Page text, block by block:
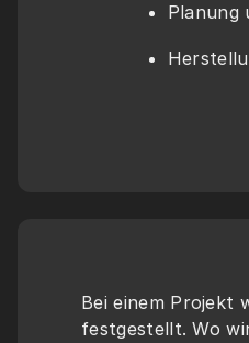
Planung
Bei einem Projekt
festgestellt. Wo